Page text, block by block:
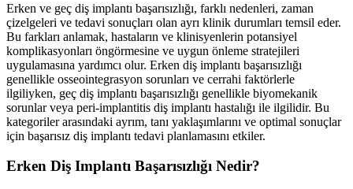
Erken ve geç diş implantı başarısızlığı, farklı nedenleri, zaman
çizelgeleri ve tedavi sonuçları olan ayrı klinik durumları temsil eder.
Bu farkları anlamak, hastaların ve klinisyenlerin potansiyel
komplikasyonları öngörmesine ve uygun önleme stratejileri
uygulamasına yardımcı olur. Erken diş implantı başarısızlığı
genellikle osseointegrasyon sorunları ve cerrahi faktörlerle
ilgiliyken, geç diş implantı başarısızlığı genellikle biyomekanik
sorunlar veya peri-implantitis diş implantı hastalığı ile ilgilidir. Bu
kategoriler arasındaki ayrım, tanı yaklaşımlarını ve optimal sonuçlar
için başarısız diş implantı tedavi planlamasını etkiler.
Erken Diş Implantı Başarısızlığı Nedir?